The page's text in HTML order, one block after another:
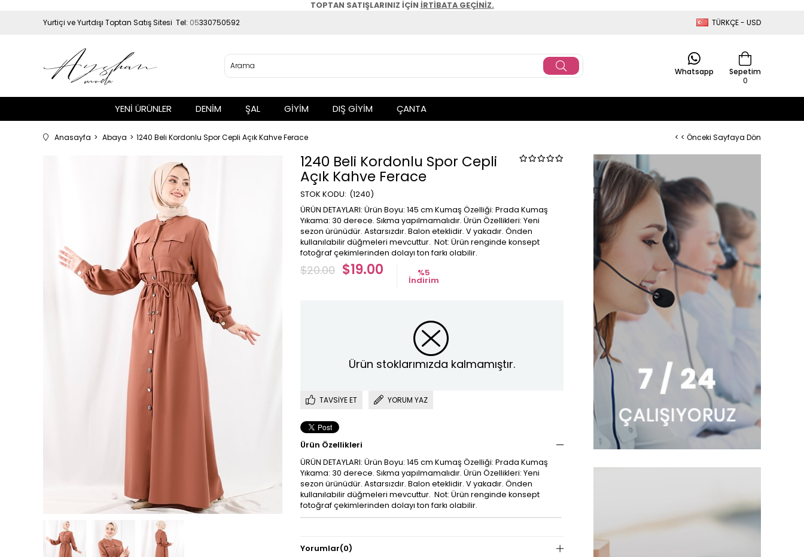
TOPTAN SATIŞLARINIZ İÇİN İRTİBATA GEÇİNİZ.
Yurtiçi ve Yurtdışı Toptan Satış Sitesi Tel: 05330750592 TÜRKÇE - USD
Sepetim
0
Whatsapp
YENİ ÜRÜNLER DENİM ŞAL GİYİM DIŞ GİYİM ÇANTA
Anasayfa Abaya 1240 Beli Kordonlu Spor Cepli Açık Kahve Ferace < < Önceki Sayfaya Dön
1240 Beli Kordonlu Spor Cepli
Açık Kahve Ferace
(1240)
ÜRÜN DETAYLARI: Ürün Boyu: 145 cm Kumaş Özelliği: Prada Kumaş
Yıkama: 30 derece. Sıkma yapılmamalıdır. Ürün Özellikleri: Yeni
sezon ürünüdür. Astarsızdır. Balon eteklidir. V yakadır. Önden
kullanılabilir düğmeleri mevcuttur. Not: Ürün renginde konsept
fotoğraf çekimlerinden dolayı ton farkı olabilir.
$20.00 $19.00 %5
İndirim
Ürün stoklarımızda kalmamıştır.
TAVSIYE ET YORUM YAZ
Ürün Özellikleri
ÜRÜN DETAYLARI: Ürün Boyu: 145 cm Kumaş Özelliği: Prada Kumaş
Yıkama: 30 derece. Sıkma yapılmamalıdır. Ürün Özellikleri: Yeni
sezon ürünüdür. Astarsızdır. Balon eteklidir. V yakadır. Önden
kullanılabilir düğmeleri mevcuttur. Not: Ürün renginde konsept
fotoğraf çekimlerinden dolayı ton farkı olabilir.
Yorumlar(0)